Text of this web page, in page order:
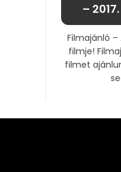
–
Filmajánló –
filmje!
filmet